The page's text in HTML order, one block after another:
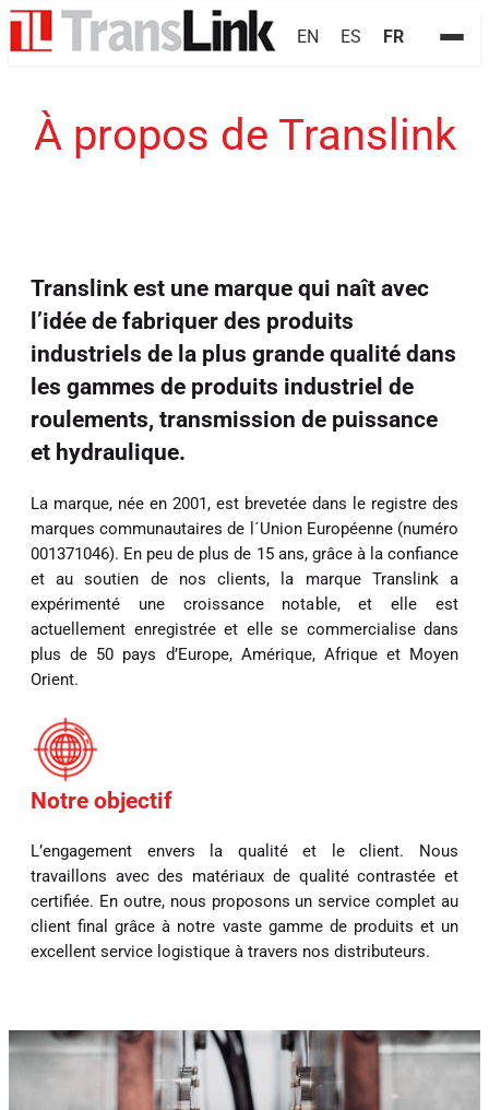
EN ES FR
À propos de Translink
Translink est une marque qui naît avec
l’idée de fabriquer des produits
industriels de la plus grande qualité dans
les gammes de produits industriel de
roulements, transmission de puissance
et hydraulique.
La marque, née en 2001, est brevetée dans le registre des
marques communautaires de l´Union Européenne (numéro
001371046). En peu de plus de 15 ans, grâce à la confiance
et au soutien de nos clients, la marque Translink a
expérimenté une croissance notable, et elle est
actuellement enregistrée et elle se commercialise dans
plus de 50 pays d’Europe, Amérique, Afrique et Moyen
Orient.
Notre objectif
L’engagement envers la qualité et le client. Nous
travaillons avec des matériaux de qualité contrastée et
certifiée. En outre, nous proposons un service complet au
client final grâce à notre vaste gamme de produits et un
excellent service logistique à travers nos distributeurs.